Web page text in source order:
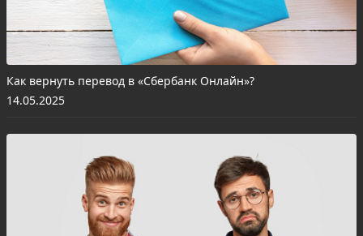
Как вернуть перевод в «Сбербанк Онлайн»?
14.05.2025